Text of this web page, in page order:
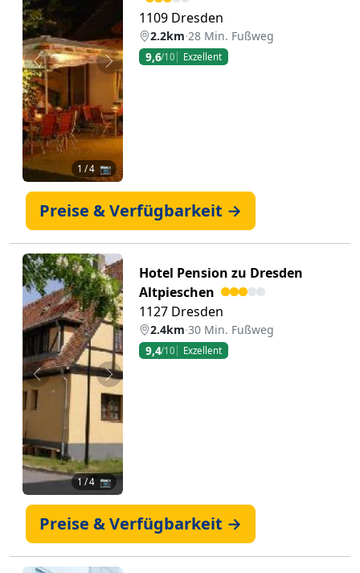
Zurück Weiter
1 / 4 📷
1109 Dresden
2.2km·28 Min. Fußweg
9,6/10 Exzellent
Preise & Verfügbarkeit →
Zurück Weiter
1/ 4 📷
Hotel Pension zu Dresden
Altpieschen
1127 Dresden
2.4km·30 Min. Fußweg
9,4/10 Exzellent
Preise & Verfügbarkeit →